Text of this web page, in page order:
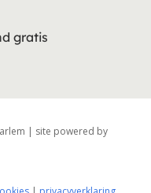
gratis
| site powered by